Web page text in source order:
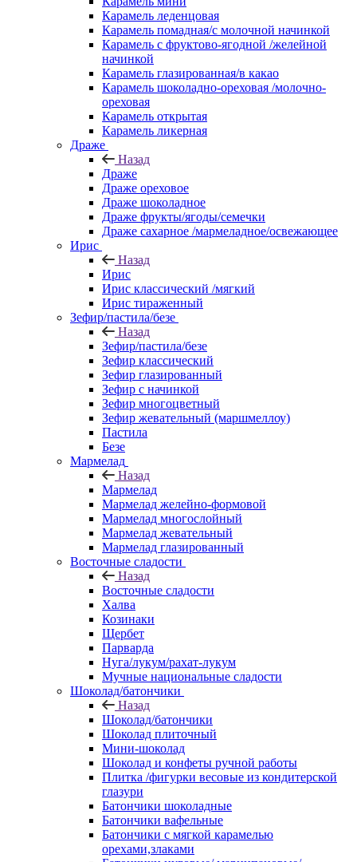
Карамель леденцовая
Карамель помадная/с молочной начинкой
Карамель с фруктово-ягодной /желейной
начинкой
Карамель глазированная/в какао
Карамель шоколадно-ореховая /молочно-
ореховая
Карамель открытая
Карамель ликерная
Драже
Назад
Драже
Драже ореховое
Драже шоколадное
Драже фрукты/ягоды/семечки
Драже сахарное /мармеладное/освежающее
Ирис
Назад
Ирис
Ирис классический /мягкий
Ирис тираженный
Зефир/пастила/безе
Назад
Зефир/пастила/безе
Зефир классический
Зефир глазированный
Зефир с начинкой
Зефир многоцветный
Зефир жевательный (маршмеллоу)
Пастила
Безе
Мармелад
Назад
Мармелад
Мармелад желейно-формовой
Мармелад многослойный
Мармелад жевательный
Мармелад глазированный
Восточные сладости
Назад
Восточные сладости
Халва
Козинаки
Щербет
Парварда
Нуга/лукум/рахат-лукум
Мучные национальные сладости
Шоколад/батончики
Назад
Шоколад/батончики
Шоколад плиточный
Мини-шоколад
Шоколад и конфеты ручной работы
Плитка /фигурки весовые из кондитерской
глазури
Батончики шоколадные
Батончики вафельные
Батончики с мягкой карамелью
орехами,злаками